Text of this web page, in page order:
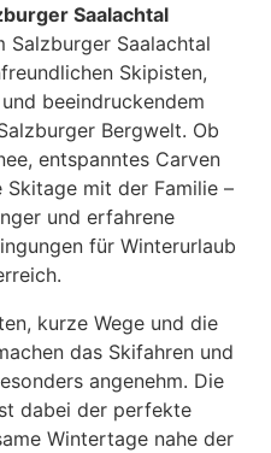
Saalachtal
Salzburger Saalachtal
Skipisten,
beeindruckendem
Bergwelt. Ob
entspanntes Carven
mit der Familie –
und erfahrene
für Winterurlaub
kurze Wege und die
das Skifahren und
angenehm. Die
dabei der perfekte
Wintertage nahe der